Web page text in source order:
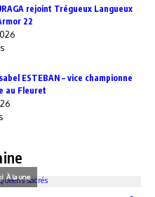
rejoint Trégueux Langueux
22
ESTEBAN – vice championne
au Fleuret